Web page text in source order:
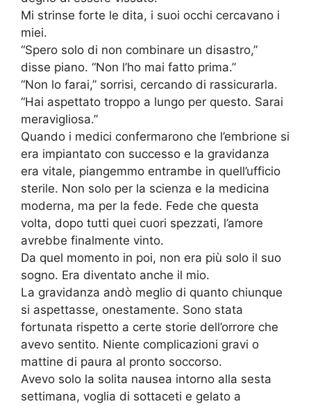
Mi strinse forte le dita, i suoi occhi cercavano i
miei.
“Spero solo di non combinare un disastro,”
disse piano. “Non l’ho mai fatto prima.”
“Non lo farai,” sorrisi, cercando di rassicurarla.
“Hai aspettato troppo a lungo per questo. Sarai
meravigliosa.”
Quando i medici confermarono che l’embrione si
era impiantato con successo e la gravidanza
era vitale, piangemmo entrambe in quell’ufficio
sterile. Non solo per la scienza e la medicina
moderna, ma per la fede. Fede che questa
volta, dopo tutti quei cuori spezzati, l’amore
avrebbe finalmente vinto.
Da quel momento in poi, non era più solo il suo
sogno. Era diventato anche il mio.
La gravidanza andò meglio di quanto chiunque
si aspettasse, onestamente. Sono stata
fortunata rispetto a certe storie dell’orrore che
avevo sentito. Niente complicazioni gravi o
mattine di paura al pronto soccorso.
Avevo solo la solita nausea intorno alla sesta
settimana, voglia di sottaceti e gelato a